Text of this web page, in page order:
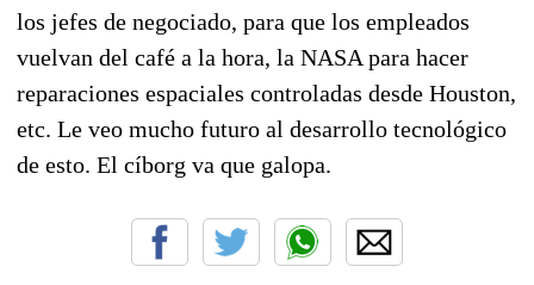
los jefes de negociado, para que los empleados
vuelvan del café a la hora, la NASA para hacer
reparaciones espaciales controladas desde Houston,
etc. Le veo mucho futuro al desarrollo tecnológico
de esto. El cíborg va que galopa.